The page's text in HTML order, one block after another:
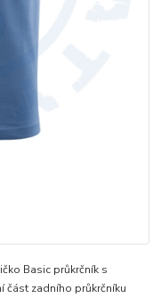
Basic průkrčník s
část zadního průkrčníku